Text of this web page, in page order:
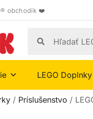
obchodík ❤️
LEGO Doplnky
/ Príslušenstvo /